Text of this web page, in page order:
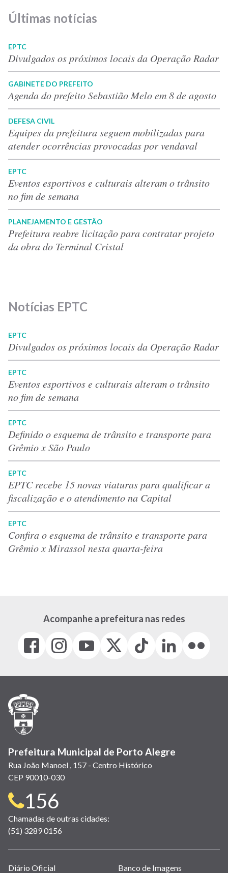
Últimas notícias
EPTC
Divulgados os próximos locais da Operação Radar
GABINETE DO PREFEITO
Agenda do prefeito Sebastião Melo em 8 de agosto
DEFESA CIVIL
Equipes da prefeitura seguem mobilizadas para
atender ocorrências provocadas por vendaval
EPTC
Eventos esportivos e culturais alteram o trânsito
no fim de semana
PLANEJAMENTO E GESTÃO
Prefeitura reabre licitação para contratar projeto
da obra do Terminal Cristal
Notícias EPTC
EPTC
Divulgados os próximos locais da Operação Radar
EPTC
Eventos esportivos e culturais alteram o trânsito
no fim de semana
EPTC
Definido o esquema de trânsito e transporte para
Grêmio x São Paulo
EPTC
EPTC recebe 15 novas viaturas para qualificar a
fiscalização e o atendimento na Capital
EPTC
Confira o esquema de trânsito e transporte para
Grêmio x Mirassol nesta quarta-feira
Acompanhe a prefeitura nas redes
Facebook
(link
em
janela)
Instagram
(link
em
(link
em
(Antigo
(link
Tiktok
(link
em
LinkedIn
(link
em
(link
em
Prefeitura Municipal de Porto Alegre
Rua João Manoel , 157 - Centro Histórico
CEP 90010-030
Telefone
para
contato:
156
Chamadas de outras cidades:
(51) 3289 0156
Links
Diário Oficial Banco de Imagens